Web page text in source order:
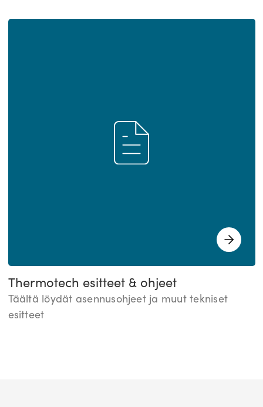
Thermotech esitteet & ohjeet
Täältä löydät asennusohjeet ja muut tekniset
esitteet